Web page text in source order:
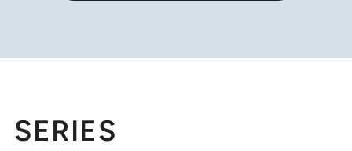
SERIES